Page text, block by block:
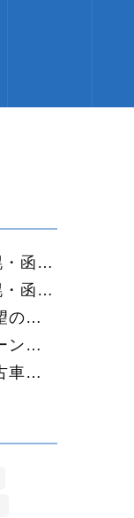
【最新在庫入荷】札幌・函館で人気の中古車が続々入庫中｜早い者勝ち！【ダイハツ ミラココア660プラスX 4WD】
【最新在庫入荷】札幌・函館で人気の中古車が続々入庫中｜早い者勝ち！【ホンダ N-BOX660カスタムG Lパッケージ 4WD】
【2026年最新版】希望の中古車が見つからない方へ｜ネオカーオーダーで理想の一台を全国からお探しします
【2026年最新版】ローンに不安がある方へ｜ネオドライブローンの窓口で新しいカーライフをサポート
【2026年最新版】中古車購入でよくある質問20選｜初めての方でも失敗しない完全ガイド【札幌・北海道対応】